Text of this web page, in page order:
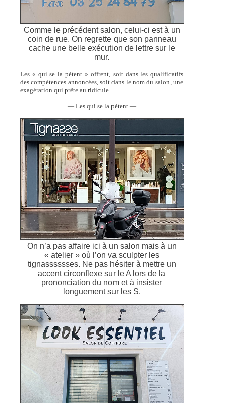
Comme le précédent salon, celui-ci est à un
coin de rue. On regrette que son panneau
cache une belle exécution de lettre sur le
mur.
Les « qui se la pètent » offrent, soit dans les qualificatifs
des compétences annoncées, soit dans le nom du salon, une
exagération qui prête au ridicule.
— Les qui se la pètent —
On n’a pas affaire ici à un salon mais à un
« atelier » où l’on va sculpter les
tignasssssses. Ne pas hésiter à mettre un
accent circonflexe sur le A lors de la
prononciation du nom et à insister
longuement sur les S.